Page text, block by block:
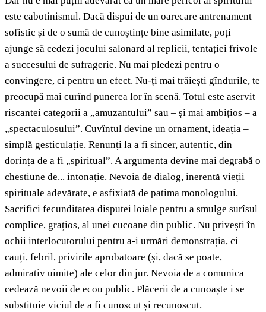
este cabotinismul. Dacă dispui de un oarecare antrenament
sofistic și de o sumă de cunoștințe bine asimilate, poți
ajunge să cedezi jocului salonard al replicii, tentației frivole
a succesului de sufragerie. Nu mai pledezi pentru o
convingere, ci pentru un efect. Nu-ți mai trăiești gîndurile, te
preocupă mai curînd punerea lor în scenă. Totul este aservit
riscantei categorii a „amuzantului” sau – și mai ambițios – a
„spectaculosului”. Cuvîntul devine un ornament, ideația –
simplă gesticulație. Renunți la a fi sincer, autentic, din
dorința de a fi „spiritual”. A argumenta devine mai degrabă o
chestiune de... intonație. Nevoia de dialog, inerentă vieții
spirituale adevărate, e asfixiată de patima monologului.
Sacrifici fecunditatea disputei loiale pentru a smulge surîsul
complice, grațios, al unei cucoane din public. Nu privești în
ochii interlocutorului pentru a-i urmări demonstrația, ci
cauți, febril, privirile aprobatoare (și, dacă se poate,
admirativ uimite) ale celor din jur. Nevoia de a comunica
cedează nevoii de ecou public. Plăcerii de a cunoaște i se
substituie viciul de a fi cunoscut și recunoscut.